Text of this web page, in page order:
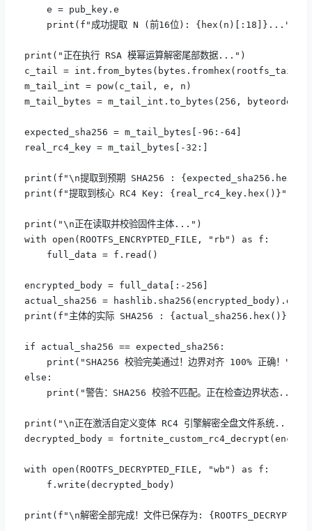
e = pub_key.e
print(f"成功提取 N (前16位): {hex(n)[:18]}...")
print("正在执行 RSA 模幂运算解密尾部数据...")
c_tail =
m_tail_int = pow(c_tail, e, n)
m_tail_bytes = m_tail_int.to_bytes(256,
expected_sha256 = m_tail_bytes[-96:-64]
real_rc4_key = m_tail_bytes[-32:]
print(f"\n提取到预期 SHA256 :
print(f"提取到核心 RC4 Key: {real_rc4_key.hex()}")
print("\n正在读取并校验固件主体...")
with open(ROOTFS_ENCRYPTED_FILE, "rb") as f:
full_data = f.read()
encrypted_body = full_data[:-256]
actual_sha256 =
print(f"主体的实际 SHA256 : {actual_sha256.hex()}")
if actual_sha256 == expected_sha256:
print("SHA256 校验完美通过！边界对齐 100% 正确！")
else:
print("警告：SHA256 校验不匹配。正在检查边界状态...")
print("\n正在激活自定义变体 RC4 引擎解密全盘文件系统...")
decrypted_body =
with open(ROOTFS_DECRYPTED_FILE, "wb") as f:
f.write(decrypted_body)
print(f"\n解密全部完成！文件已保存为: